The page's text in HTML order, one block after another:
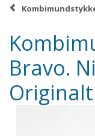
Bravo.
Originalt